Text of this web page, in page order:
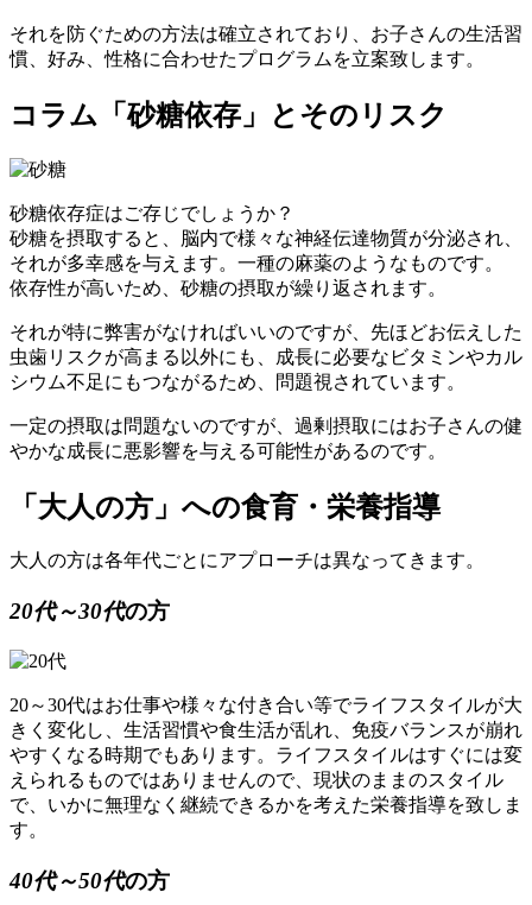
それを防ぐための方法は確立されており、お子さんの生活習
慣、好み、性格に合わせたプログラムを立案致します。
コラム 「砂糖依存」とそのリスク
砂糖依存症はご存じでしょうか？
砂糖を摂取すると、脳内で様々な神経伝達物質が分泌され、
それが多幸感を与えます。一種の麻薬のようなものです。
依存性が高いため、砂糖の摂取が繰り返されます。
それが特に弊害がなければいいのですが、先ほどお伝えした
虫歯リスクが高まる以外にも、
成長に必要なビタミンやカル
シウム不足にもつながるため、問題視されています。
一定の摂取は問題ないのですが、過剰摂取にはお子さんの健
やかな成長に悪影響を与える可能性があるのです。
「大人の方」への食育・栄養指導
大人の方は各年代ごとにアプローチは異なってきます。
20代～30代の方
20～30代はお仕事や様々な付き合い等でライフスタイルが大
きく変化し、生活習慣や食生活が乱れ、免疫バランスが崩れ
やすくなる時期でもあります。ライフスタイルはすぐには変
えられるものではありませんので、現状のままのスタイル
で、いかに無理なく継続できるかを考えた栄養指導を致しま
す。
40代～50代の方